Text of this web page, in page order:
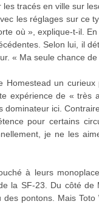
tracés en ville sur
les réglages sur ce
où », explique-t-il.
Selon lui, il
« Ma seule chance
un
expérience de « très
ici.
pour certains
je ne les
à leurs
la SF-23. Du côté
pontons. Mais